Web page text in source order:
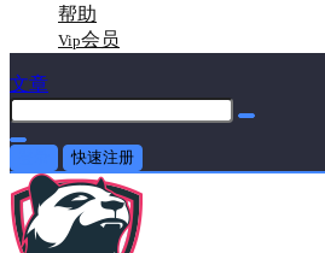
帮助
Vip会员
文章
快速注册